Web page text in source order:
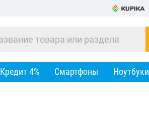
Кредит 4% Смартфоны Ноутбуки